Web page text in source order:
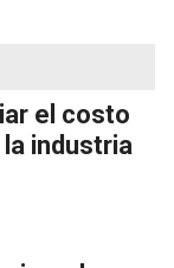
el costo
industria